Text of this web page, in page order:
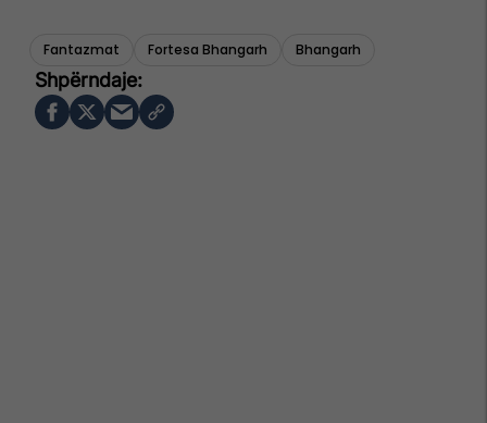
Fantazmat Fortesa Bhangarh Bhangarh